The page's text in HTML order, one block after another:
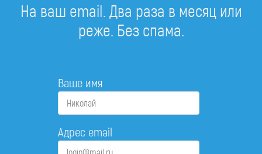
На ваш email. Два раза в месяц или
реже. Без спама.
Ваше имя
Адрес email